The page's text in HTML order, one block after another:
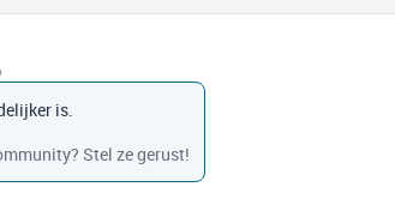
is.
Stel ze gerust!